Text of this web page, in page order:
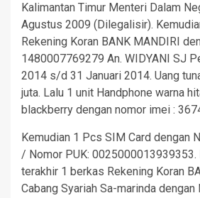
Kalimantan Timur Menteri Dalam
Agustus 2009 (Dilegalisir).
Rekening Koran BANK MANDIRI
1480007769279 An. WIDYANI SJ
2014 s/d 31 Januari 2014. Uang
juta. Lalu 1 unit Handphone warna
blackberry dengan nomor imei :
Kemudian 1 Pcs SIM Card dengan
/ Nomor PUK: 0025000013939353.
terakhir 1 berkas Rekening Koran
Cabang Syariah Sa-marinda dengan